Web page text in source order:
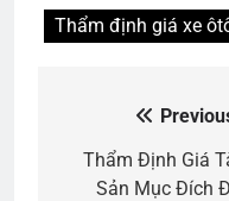
Thẩm định giá xe
hướng
Thẩm Định Giá
Sản Mục Đích